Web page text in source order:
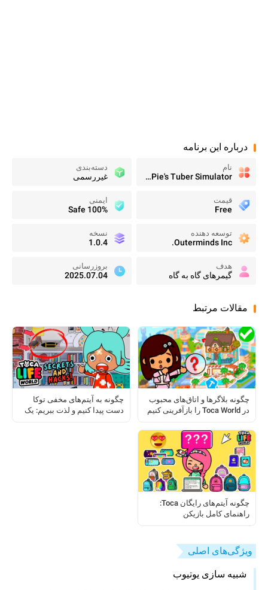
درباره این برنامه
نام
PewDiePie's Tuber Simulator
دسته‌بندی
غیررسمی
قیمت
Free
ایمنی
100% Safe
توسعه دهنده
Outerminds Inc.
نسخه
1.0.4
هدف
گیمرهای گاه به گاه
بروزرسانی
2025.07.04
مقالات مرتبط
چگونه بلاگرها و اتاق‌های محبوب
در Toca World را بازآفرینی کنیم
چگونه به آیتم‌های مخفی توکا
دست پیدا کنیم و لذت ببریم: یک
چگونه آیتم‌های رایگان Toca:
راهنمای کامل بازیکن
ویژگی‌های اصلی
شبیه سازی یوتیوب